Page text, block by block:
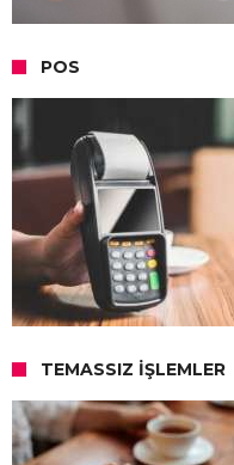
POS
TEMASSIZ İŞLEMLER